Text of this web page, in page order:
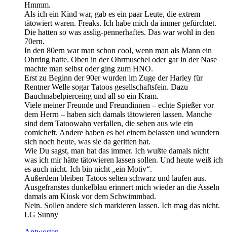
Hmmm.
Als ich ein Kind war, gab es ein paar Leute, die extrem
tätowiert waren. Freaks. Ich habe mich da immer gefürchtet.
Die hatten so was asslig-pennerhaftes. Das war wohl in den
70ern.
In den 80ern war man schon cool, wenn man als Mann ein
Ohrring hatte. Oben in der Ohrmuschel oder gar in der Nase
machte man selbst oder ging zum HNO.
Erst zu Beginn der 90er wurden im Zuge der Harley für
Rentner Welle sogar Tatoos gesellschaftsfein. Dazu
Bauchnabelpierceing und all so ein Kram.
Viele meiner Freunde und Freundinnen – echte Spießer vor
dem Herrn – haben sich damals tätowieren lassen. Manche
sind dem Tatoowahn verfallen, die sehen aus wie ein
comicheft. Andere haben es bei einem belassen und wundern
sich noch heute, was sie da geritten hat.
Wie Du sagst, man hat das immer. Ich wußte damals nicht
was ich mir hätte tätowieren lassen sollen. Und heute weiß ich
es auch nicht. Ich bin nicht „ein Motiv“.
Außerdem bleiben Tatoos selten schwarz und laufen aus.
Ausgefranstes dunkelblau erinnert mich wieder an die Asseln
damals am Kiosk vor dem Schwimmbad.
Nein. Sollen andere sich markieren lassen. Ich mag das nicht.
LG Sunny